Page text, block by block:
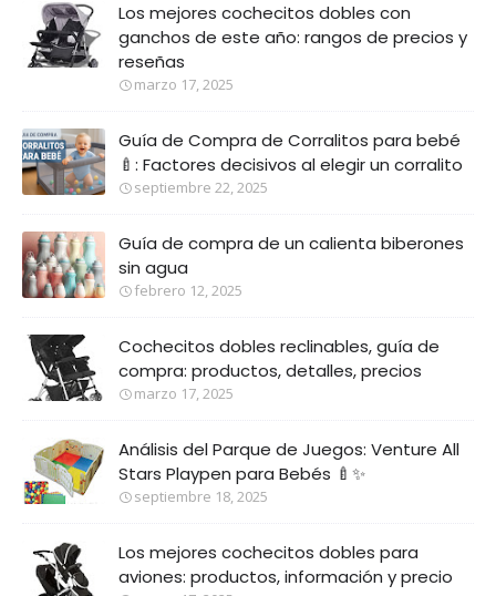
Los mejores cochecitos dobles con
ganchos de este año: rangos de precios y
reseñas
marzo 17, 2025
Guía de Compra de Corralitos para bebé
🍼: Factores decisivos al elegir un corralito
septiembre 22, 2025
Guía de compra de un calienta biberones
sin agua
febrero 12, 2025
Cochecitos dobles reclinables, guía de
compra: productos, detalles, precios
marzo 17, 2025
Análisis del Parque de Juegos: Venture All
Stars Playpen para Bebés 🍼✨
septiembre 18, 2025
Los mejores cochecitos dobles para
aviones: productos, información y precio